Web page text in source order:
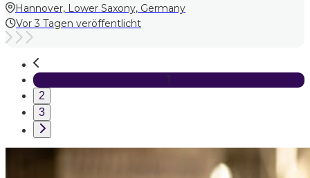
Hannover, Lower Saxony, Germany
Vor 3 Tagen veröffentlicht
1
2
3